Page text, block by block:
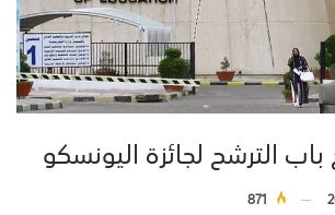
باب الترشح لجائزة اليونسكو
871